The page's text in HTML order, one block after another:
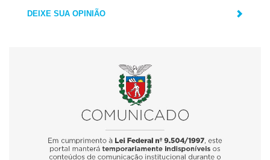
DEIXE SUA OPINIÃO